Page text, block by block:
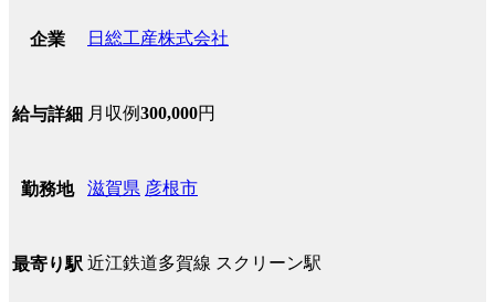
企業 日総工産株式会社
給与詳細 月収例300,000円
勤務地 滋賀県 彦根市
最寄り駅 近江鉄道多賀線 スクリーン駅